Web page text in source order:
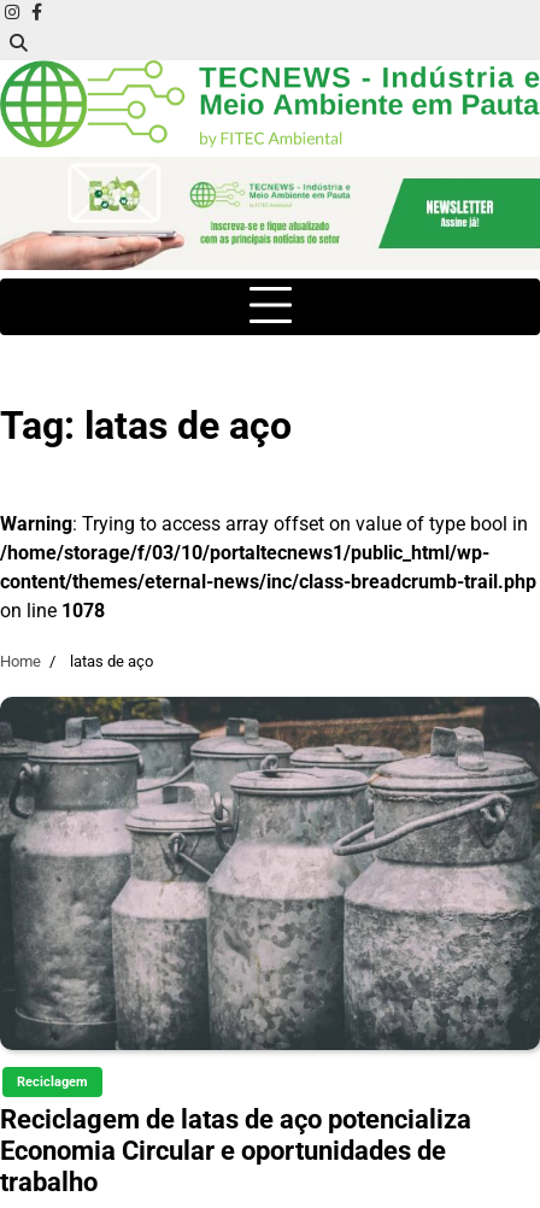
Skip
to
content
instagram
facebook
Tag: latas de aço
Warning: Trying to access array offset on value of type bool in
/home/storage/f/03/10/portaltecnews1/public_html/wp-
content/themes/eternal-news/inc/class-breadcrumb-trail.php
on line 1078
Home latas de aço
Reciclagem
Reciclagem de latas de aço potencializa
Economia Circular e oportunidades de
trabalho